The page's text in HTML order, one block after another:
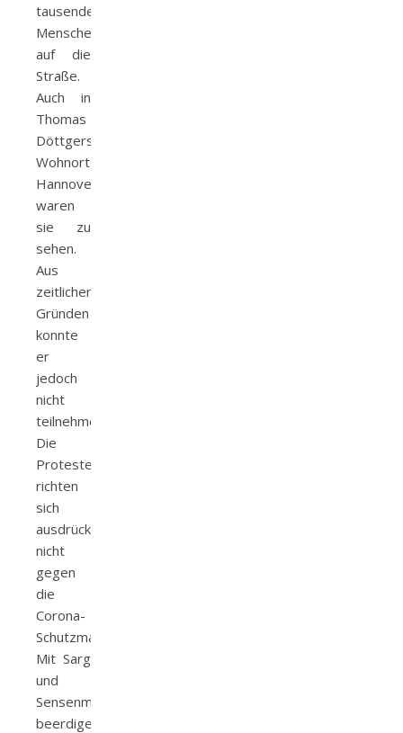
tausende
Menschen
auf die
Straße.
Auch in
Thomas
Döttgers
Wohnort
Hannover
waren
sie zu
sehen.
Aus
zeitlichen
Gründen
konnte
er
jedoch
nicht
teilnehmen.
Die
Proteste
richten
sich
ausdrücklich
nicht
gegen
die
Corona-
Schutzmaßnahmen.
Mit Sarg
und
Sensenmann
beerdigen